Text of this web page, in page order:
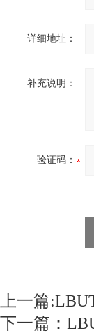
详细地址：
补充说明：
验证码：
上一篇:
下一篇：